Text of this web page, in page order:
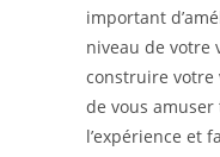
important
niveau de votre
construire votre
de vous
l’expérience et